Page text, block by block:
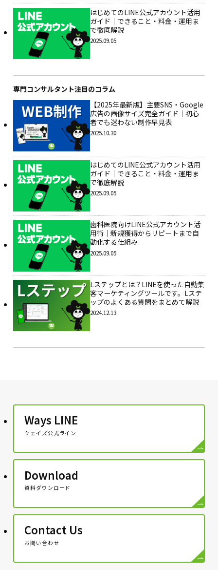
はじめてのLINE公式アカウント活用
ガイド｜できること・料金・運用ま
で徹底解説
2025.09.05
専門コンサルタント注目のコラム
【2025年最新版】主要SNS・Google
広告の画像サイズ完全ガイド｜初心
者でも迷わない制作早見表
2025.10.30
はじめてのLINE公式アカウント活用
ガイド｜できること・料金・運用ま
で徹底解説
2025.09.05
歯科医院向けLINE公式アカウント活
用術｜新規獲得からリピートまで自
動化する仕組み
2025.09.05
Lステップとは？LINEを使った自動集
客マーケティングツールです。Lステ
ップのよくある質問をまとめて解説
2024.12.13
Ways LINE
ウェイズ公式ライン
Download
資料ダウンロード
Contact Us
お問い合わせ